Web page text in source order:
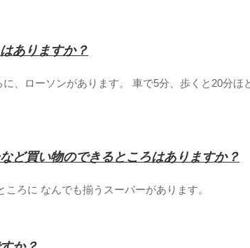
ありますか？
、ローソンがあります。 車で5分、歩くと20分
ど買い物のできるところはありますか？
ころに なんでも揃うスーパーがあります。